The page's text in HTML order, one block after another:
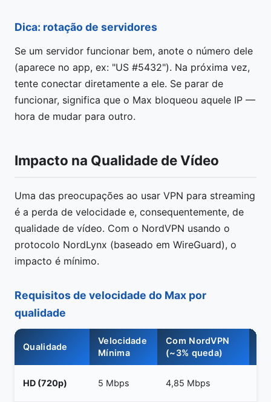
Dica: rotação de servidores
Se um servidor funcionar bem, anote o número dele
(aparece no app, ex: "US #5432"). Na próxima vez,
tente conectar diretamente a ele. Se parar de
funcionar, significa que o Max bloqueou aquele IP —
hora de mudar para outro.
Impacto na Qualidade de Vídeo
Uma das preocupações ao usar VPN para streaming
é a perda de velocidade e, consequentemente, de
qualidade de vídeo. Com o NordVPN usando o
protocolo NordLynx (baseado em WireGuard), o
impacto é mínimo.
Requisitos de velocidade do Max por
qualidade
Qualidade
Velocidade
Mínima
Com NordVPN
(~3% queda)
HD (720p) 5 Mbps 4,85 Mbps